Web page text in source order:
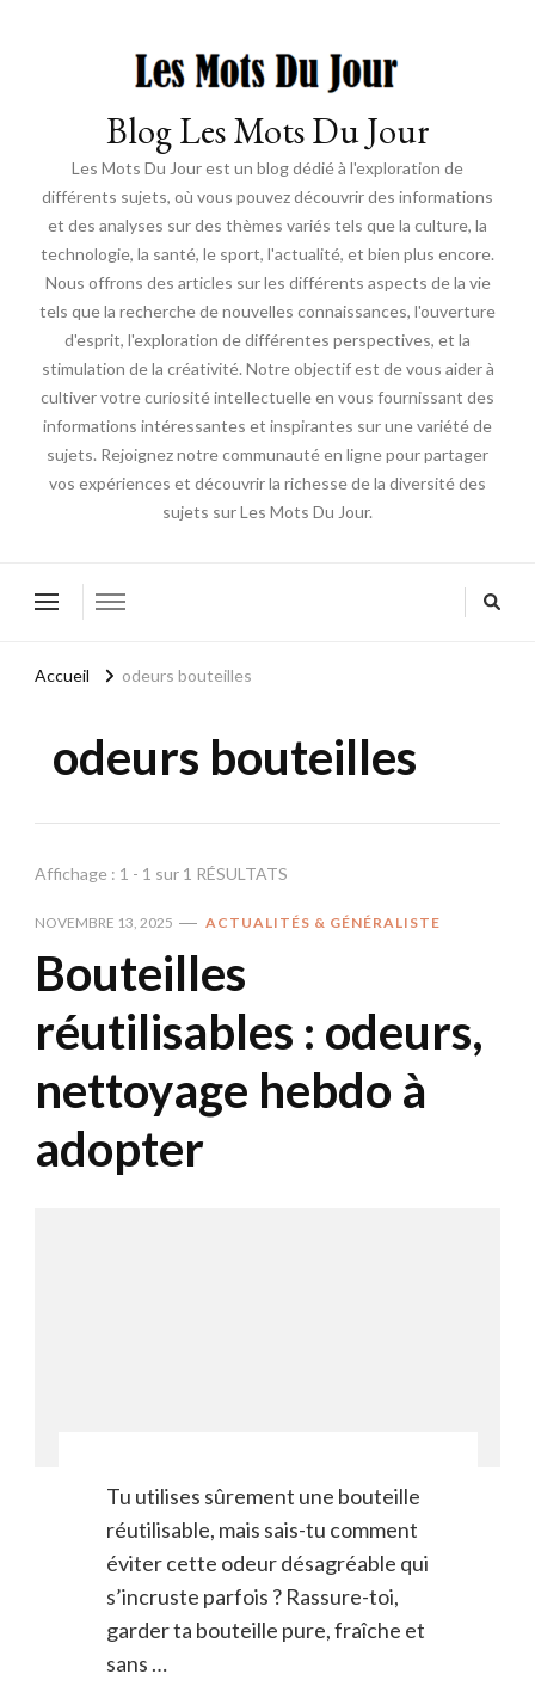
Blog Les Mots Du Jour
Les Mots Du Jour est un blog dédié à l'exploration de
différents sujets, où vous pouvez découvrir des informations
et des analyses sur des thèmes variés tels que la culture, la
technologie, la santé, le sport, l'actualité, et bien plus encore.
Nous offrons des articles sur les différents aspects de la vie
tels que la recherche de nouvelles connaissances, l'ouverture
d'esprit, l'exploration de différentes perspectives, et la
stimulation de la créativité. Notre objectif est de vous aider à
cultiver votre curiosité intellectuelle en vous fournissant des
informations intéressantes et inspirantes sur une variété de
sujets. Rejoignez notre communauté en ligne pour partager
vos expériences et découvrir la richesse de la diversité des
sujets sur Les Mots Du Jour.
Accueil odeurs bouteilles
odeurs bouteilles
Affichage : 1 - 1 sur 1 RÉSULTATS
NOVEMBRE 13, 2025 ACTUALITÉS & GÉNÉRALISTE
Bouteilles
réutilisables : odeurs,
nettoyage hebdo à
adopter
Tu utilises sûrement une bouteille
réutilisable, mais sais-tu comment
éviter cette odeur désagréable qui
s’incruste parfois ? Rassure-toi,
garder ta bouteille pure, fraîche et
sans …